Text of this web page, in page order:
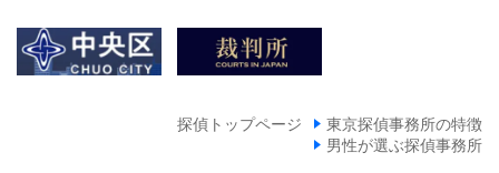
探偵トップページ
東京探偵事務所の特徴
男性が選ぶ探偵事務所